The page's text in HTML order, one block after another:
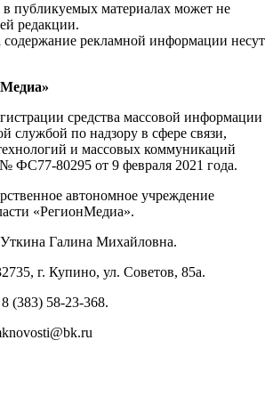
публикуемых материалах может не
редакции.
содержание рекламной информации несут
средства массовой информации
службой по надзору в сфере связи,
и массовых коммуникаций
ФС77-80295 от 9 февраля 2021 года.
автономное учреждение
«РегионМедиа».
Галина Михайловна.
г. Купино, ул. Советов, 85а.
(383) 58-23-368.